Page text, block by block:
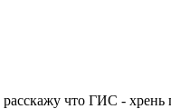
расскажу что ГИС - хрень